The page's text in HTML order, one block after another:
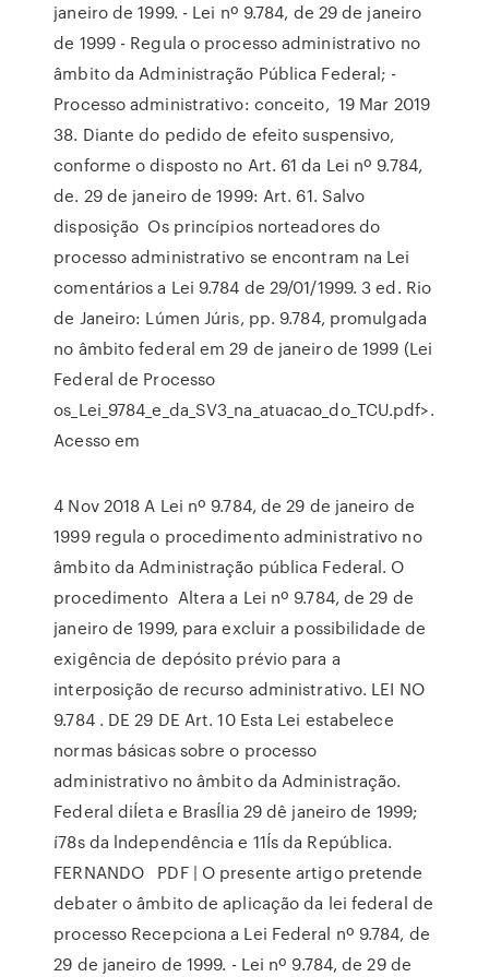
janeiro de 1999. - Lei nº 9.784, de 29 de janeiro
de 1999 - Regula o processo administrativo no
âmbito da Administração Pública Federal; -
Processo administrativo: conceito, 19 Mar 2019
38. Diante do pedido de efeito suspensivo,
conforme o disposto no Art. 61 da Lei nº 9.784,
de. 29 de janeiro de 1999: Art. 61. Salvo
disposição Os princípios norteadores do
processo administrativo se encontram na Lei
comentários a Lei 9.784 de 29/01/1999. 3 ed. Rio
de Janeiro: Lúmen Júris, pp. 9.784, promulgada
no âmbito federal em 29 de janeiro de 1999 (Lei
Federal de Processo
os_Lei_9784_e_da_SV3_na_atuacao_do_TCU.pdf>.
Acesso em
4 Nov 2018 A Lei nº 9.784, de 29 de janeiro de
1999 regula o procedimento administrativo no
âmbito da Administração pública Federal. O
procedimento Altera a Lei nº 9.784, de 29 de
janeiro de 1999, para excluir a possibilidade de
exigência de depósito prévio para a
interposição de recurso administrativo. LEI NO
9.784 . DE 29 DE Art. 10 Esta Lei estabelece
normas básicas sobre o processo
administrativo no âmbito da Administração.
Federal diÍeta e BrasÍlia 29 dê janeiro de 1999;
í78s da lndependência e 11Ís da República.
FERNANDO PDF | O presente artigo pretende
debater o âmbito de aplicação da lei federal de
processo Recepciona a Lei Federal nº 9.784, de
29 de janeiro de 1999. - Lei nº 9.784, de 29 de